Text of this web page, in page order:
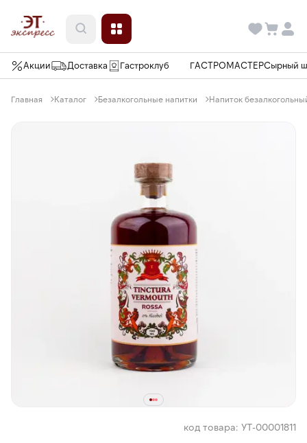
Акции Доставка Гастроклуб ГАСТРОМАСТЕРСырный
Главная Каталог Безалкогольные напитки Напиток
код товара: УТ-00001811